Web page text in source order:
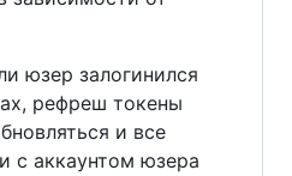
юзер залогинился
рефреш токены
и все
с аккаунтом юзера